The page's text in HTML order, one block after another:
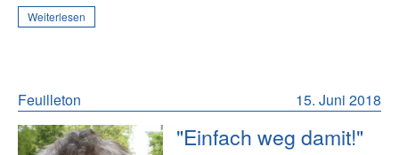
Weiterlesen
15. Juni 2018
Feuilleton
"Einfach weg damit!"